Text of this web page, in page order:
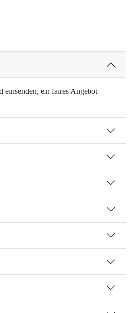
einsenden, ein faires Angebot